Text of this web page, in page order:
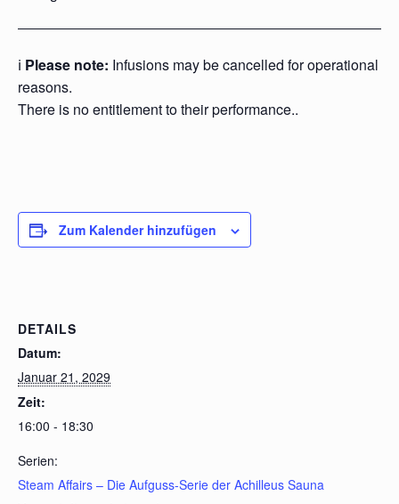
ℹ️ Please note: Infusions may be cancelled for operational
reasons.
There is no entitlement to their performance..
Zum Kalender hinzufügen
DETAILS
Datum:
Januar 21, 2029
Zeit:
16:00 - 18:30
Serien:
Steam Affairs – Die Aufguss-Serie der Achilleus Sauna